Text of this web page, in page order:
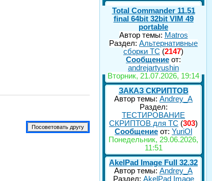
Total Commander 11.51
final 64bit 32bit VIM 49
portable
Автор темы: Matros
Раздел: Альтернативные
сборки ТС (2147)
Сообщение от:
andrejartyushin
Вторник, 21.07.2026, 19:14
ЗАКАЗ СКРИПТОВ
Автор темы: Andrey_A
Раздел:
ТЕСТИРОВАНИЕ
СКРИПТОВ для TC (303)
Сообщение от: YuriOl
Понедельник, 29.06.2026,
11:51
AkelPad Image Full 32.32
Автор темы: Andrey_A
Раздел: AkelPad Image